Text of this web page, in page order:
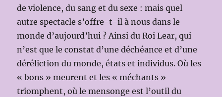
de violence, du sang et du sexe : mais quel
autre spectacle s’offre-t-il à nous dans le
monde d’aujourd’hui ? Ainsi du Roi Lear, qui
n’est que le constat d’une déchéance et d’une
déréliction du monde, états et individus. Où les
« bons » meurent et les « méchants »
triomphent, où le mensonge est l’outil du